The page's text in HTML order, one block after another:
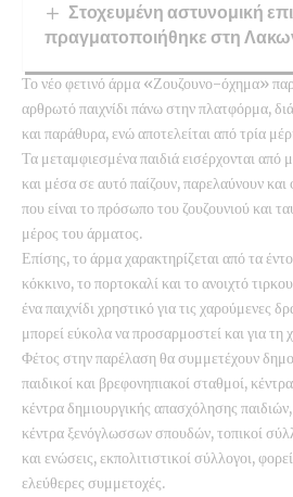
Στοχευμένη αστυνομική
πραγματοποιήθηκε στη
Το νέο φετινό άρμα «Ζουζουνο-όχημα»
αρθρωτό παιχνίδι πάνω στην πλατφόρμα,
και παράθυρα, ενώ αποτελείται από τρία
Τα μεταμφιεσμένα παιδιά εισέρχονται από
και μέσα σε αυτό παίζουν, παρελαύνουν
που είναι το πρόσωπο του ζουζουνιού και
μέρος του άρματος.
Επίσης, το άρμα χαρακτηρίζεται από τα
κόκκινο, το πορτοκαλί και το ανοιχτό
ένα παιχνίδι χρηστικό για τις χαρούμενες
μπορεί εύκολα να προσαρμοστεί και για
Φέτος στην παρέλαση θα συμμετέχουν
παιδικοί και βρεφονηπιακοί σταθμοί,
κέντρα δημιουργικής απασχόλησης
κέντρα ξενόγλωσσων σπουδών, τοπικοί
και ενώσεις, εκπολιτιστικοί σύλλογοι,
ελεύθερες συμμετοχές.